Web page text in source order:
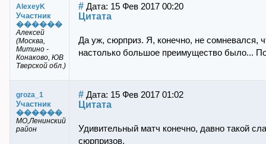
AlexeyK
Участник
������
Алексей
(Москва,
Митино -
Конаково, ЮВ
Тверской обл.)
# Дата: 15 Фев 2017 00:20
Цитата
Да уж, сюрприз. Я, конечно, не сомневался,
настолько большое преимущество было...
groza_1
Участник
������
МО,Ленинский
район
# Дата: 15 Фев 2017 01:02
Цитата
Удивительный матч конечно, давно такой
сюрпризов.